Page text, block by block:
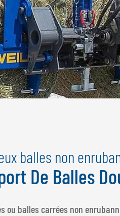
balles non
De Balles
ou balles carrées non